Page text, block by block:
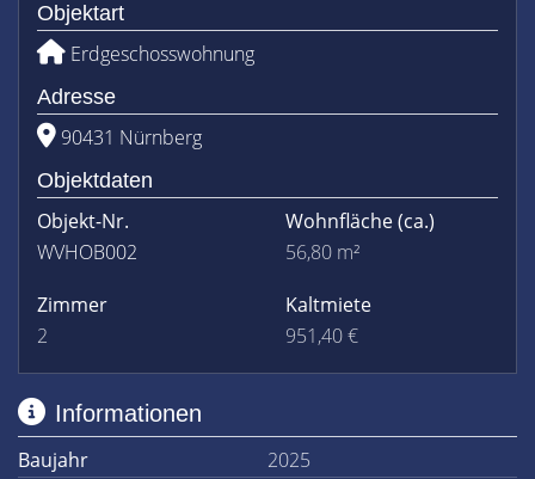
Objektart
Erdgeschosswohnung
Adresse
90431 Nürnberg
Objektdaten
Objekt-Nr.
WVHOB002
Wohnfläche(ca.)
56,80 m²
Zimmer
2
Kaltmiete
951,40 €
Informationen
Baujahr
2025